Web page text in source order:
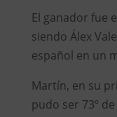
El ganador fue
siendo Álex
español en un
Martín, en su
pudo ser 73º